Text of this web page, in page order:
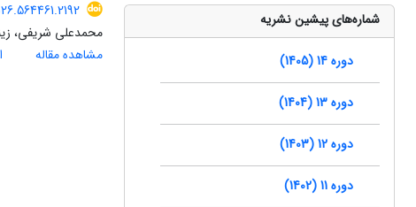
محمدعلی شریفی،
مشاهده مقاله
شماره‌های پیشین نشریه
دوره 14 (1405)
دوره 13 (1404)
دوره 12 (1403)
دوره 11 (1402)